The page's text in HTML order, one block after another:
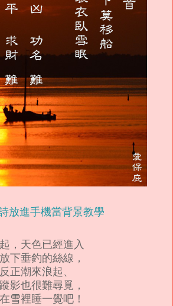
放進手機當背景教學
，天色已經進入
下垂釣的絲線，
反正潮來浪起、
影也很難尋覓，
雪裡睡一覺吧！